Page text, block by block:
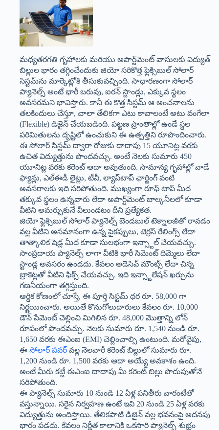
మధ్యతరగతి గృహాలకు మరియు అపార్ట్‌మెంట్ వాసులకు విద్యుత్
బిల్లుల భారం తగ్గించేందుకు జియో సరికొత్త ఫ్లెక్సిబుల్ సోలార్
సిస్టమ్‌ను మార్కెట్లోకి తీసుకువచ్చింది. సాధారణంగా సోలార్
ప్యానెల్స్ అంటే భారీ బరువు, ఐరన్ స్టాండ్లు, ఎక్కువ స్థలం
అవసరమని భావిస్తారు. కానీ ఈ కొత్త సిస్టమ్ ఆ అంచనాలను
తలకిందులు చేస్తూ, చాలా తేలికగా ఎటు కావాలంటే అటు వంగేలా
(Flexible) డిజైన్ చేయబడింది. పట్టణ ప్రాంతాల్లో ఉండే స్థల
పరిమితులను దృష్టిలో ఉంచుకుని ఈ ఉత్పత్తిని రూపొందించారు.
ఈ సోలార్ సిస్టమ్ ద్వారా రోజుకు దాదాపు 15 యూనిట్ల వరకు
ఉచిత విద్యుత్తును పొందవచ్చు. అంటే నెలకు సుమారు 450
యూనిట్ల వరకు కరెంట్ ఆదా అవుతుంది. సామాన్య గృహాల్లో వాడే
ఫ్యాన్లు, ఎల్ఈడీ లైట్లు, టీవీ, ల్యాప్‌టాప్ ఛార్జింగ్ వంటి
అవసరాలకు ఇది సరిపోతుంది. ముఖ్యంగా రూఫ్ టాప్ మీద
తక్కువ స్థలం ఉన్నవారు లేదా అపార్ట్‌మెంట్ బాల్కనీలలో కూడా
వీటిని అమర్చుకునే వీలుండటం దీని ప్రత్యేకత.
జియో ఫ్లెక్సిబుల్ సోలార్ ప్యానెల్స్ బెండబుల్ టెక్నాలజీతో రావడం
వల్ల వీటిని అసమానంగా ఉన్న పైకప్పులు, టెర్రస్ రేలింగ్స్ లేదా
తాత్కాలిక షెడ్ల మీద కూడా సులభంగా ఇన్స్టాల్ చేయవచ్చు.
సాంప్రదాయ ప్యానెల్స్ లాగా వీటికి భారీ సిమెంట్ దిమ్మెలు లేదా
స్టాండ్ల అవసరం ఉండదు. కేవలం అడెసివ్ మౌంట్స్ లేదా చిన్న
బ్రాకెట్లతో వీటిని ఫిక్స్ చేయవచ్చు. ఇది ఇన్స్టాలేషన్ ఖర్చును
గణనీయంగా తగ్గిస్తుంది.
ఆర్థిక కోణంలో చూస్తే, ఈ పూర్తి సిస్టమ్ ధర రూ. 58,000 గా
నిర్ణయించారు. అయితే కొనుగోలుదారులు కేవలం రూ. 10,000
డౌన్ పేమెంట్ చెల్లించి మిగిలిన రూ. 48,000 మొత్తాన్ని లోన్
రూపంలో పొందవచ్చు. నెలకు సుమారు రూ. 1,540 నుండి రూ.
1,650 వరకు ఈఎంఐ (EMI) చెల్లించాల్సి ఉంటుంది. మరోవైపు,
ఈ సోలార్ పవర్ వల్ల నెలవారీ కరెంట్ బిల్లులో సుమారు రూ.
1,200 నుండి రూ. 1,500 వరకు ఆదా అయ్యే అవకాశం ఉంది.
అంటే మీరు కట్టే ఈఎంఐ దాదాపు మీ కరెంట్ బిల్లు పొదుపుతోనే
సరిపోతుంది.
ఈ ప్యానెల్స్ సుమారు 10 నుండి 12 ఏళ్ల పనితీరు వారంటీతో
వస్తున్నాయి. సరైన నిర్వహణ ఉంటే ఇవి 20 నుండి 25 ఏళ్ల వరకు
విద్యుత్తును అందిస్తాయి. తేలికపాటి డిజైన్ వల్ల భవనంపై అదనపు
భారం పడదు. కేవలం నిర్ణీత కాలానికి ఒకసారి ప్యానెల్స్ శుభ్రం